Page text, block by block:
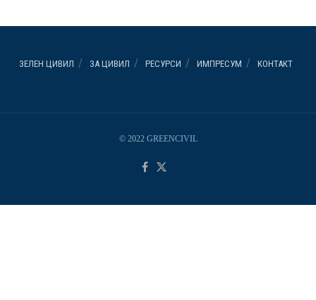
ЗЕЛЕН ЦИВИЛ ЗА ЦИВИЛ РЕСУРСИ ИМПРЕСУМ КОНТАКТ
© 2022 GREENCIVIL